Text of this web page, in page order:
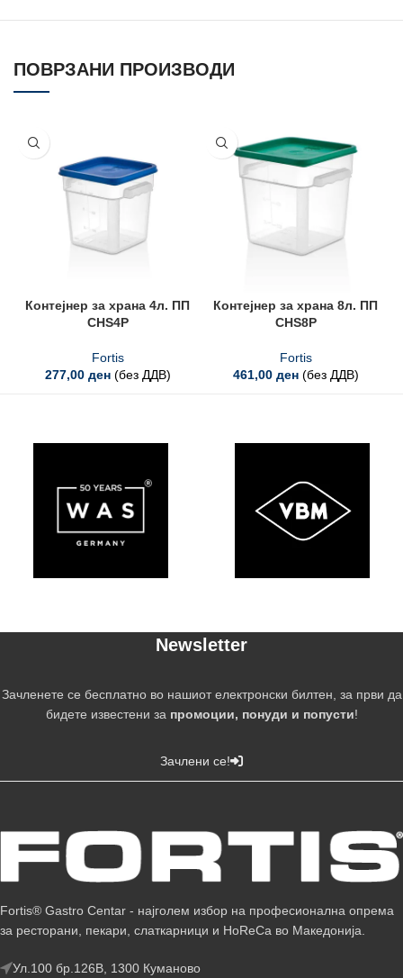
ПОВРЗАНИ ПРОИЗВОДИ
Контејнер за храна 4л. ПП
CHS4P
Fortis
277,00 ден (без ДДВ)
Контејнер за храна 8л. ПП
CHS8P
Fortis
461,00 ден (без ДДВ)
Newsletter
Зачленете се бесплатно во нашиот електронски билтен, за први да
бидете известени за промоции, понуди и попусти!
Зачлени се!
Fortis® Gastro Centar - најголем избор на професионална опрема
за ресторани, пекари, слаткарници и HoReCa во Македонија.
Ул.100 бр.126В, 1300 Куманово